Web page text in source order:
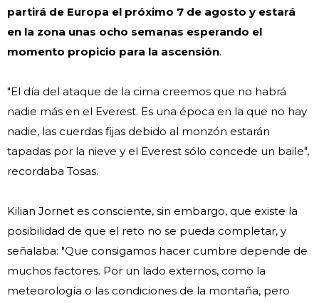
partirá de Europa el próximo 7 de agosto y estará
en la zona unas ocho semanas esperando el
momento propicio para la ascensión.
"El día del ataque de la cima creemos que no habrá
nadie más en el Everest. Es una época en la que no hay
nadie, las cuerdas fijas debido al monzón estarán
tapadas por la nieve y el Everest sólo concede un baile",
recordaba Tosas.
Kilian Jornet es consciente, sin embargo, que existe la
posibilidad de que el reto no se pueda completar, y
señalaba: "Que consigamos hacer cumbre depende de
muchos factores. Por un lado externos, como la
meteorología o las condiciones de la montaña, pero